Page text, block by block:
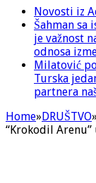
Novosti iz
Šahman sa
je važnost
odnosa
Milatović
Turska
partnera
Home»DRUŠTVO»
“Krokodil